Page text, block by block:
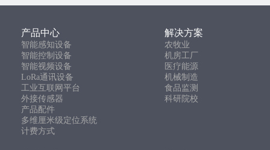
产品中心 解决方案
智能感知设备
农牧业
智能控制设备
机房工厂
智能视频设备
医疗能源
LoRa通讯设备
机械制造
工业互联网平台
食品监测
外接传感器
科研院校
产品配件
多维厘米级定位系统
计费方式